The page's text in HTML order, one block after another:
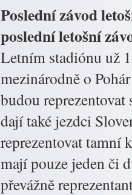
Poslední závod
poslední letošní
Letním stadiónu už
mezinárodně o
budou
dají také jezdci
reprezentovat tamní
mají pouze jeden či
převážně